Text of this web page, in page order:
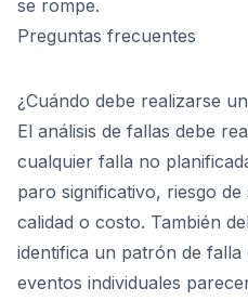
se rompe.
Preguntas frecuentes
¿Cuándo debe realizarse
El análisis de fallas debe
cualquier falla no
paro significativo, riesgo de
calidad o costo. También
identifica un patrón de
eventos individuales